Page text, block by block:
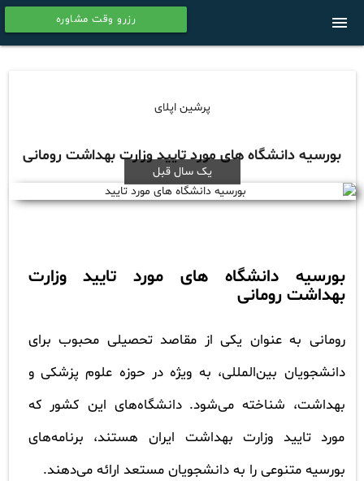
رزرو وقت مشاوره menu
پرشین اپلای
بورسیه دانشگاه های مورد تایید وزارت بهداشت رومانی
یک سال قبل
بورسیه دانشگاه های مورد تایید وزارت
بهداشت رومانی
رومانی به عنوان یکی از مقاصد تحصیلی محبوب برای
دانشجویان بین‌المللی، به ویژه در حوزه علوم پزشکی و
بهداشت، شناخته می‌شود. دانشگاه‌های این کشور که
مورد تایید وزارت بهداشت ایران هستند، برنامه‌های
بورسیه متنوعی را به دانشجویان مستعد ارائه می‌دهند.